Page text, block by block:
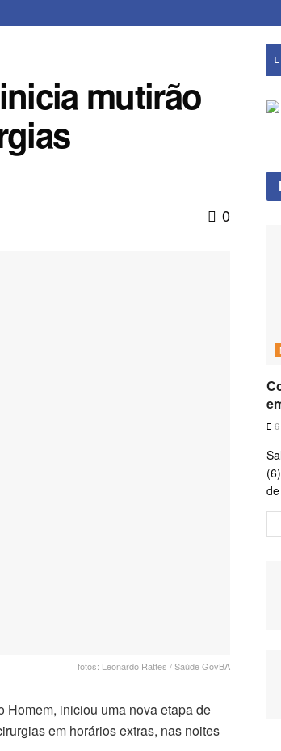
mutirão
0
fotos: Leonardo Rattes / Saúde GovBA
Homem, iniciou uma nova etapa de
em horários extras, nas noites